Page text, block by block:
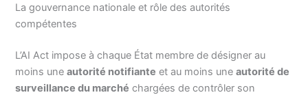
La gouvernance nationale et rôle des autorités
compétentes
L’AI Act impose à chaque État membre de désigner au
moins uneautorité notifiante et au moins uneautorité de
surveillance du marché chargées de contrôler son